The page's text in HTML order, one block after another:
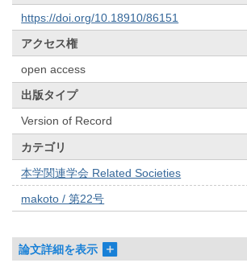
https://doi.org/10.18910/86151
アクセス権
open access
出版タイプ
Version of Record
カテゴリ
本学関連学会 Related Societies
makoto / 第22号
論文詳細を表示